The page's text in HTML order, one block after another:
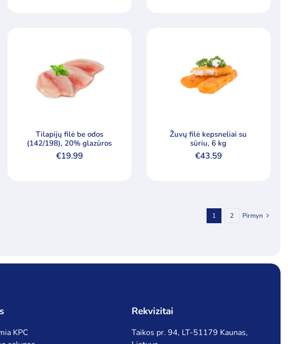
Tilapijų filė be odos
(142/198), 20% glazūros
€19.99
Žuvų filė kepsneliai su
sūriu, 6 kg
€43.59
1 2 Pirmyn
KPC
Rekvizitai
Taikos pr. 94, LT-51179 Kaunas,